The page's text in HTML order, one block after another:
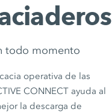
todo momento
operativa de las
CONNECT ayuda al
la descarga de